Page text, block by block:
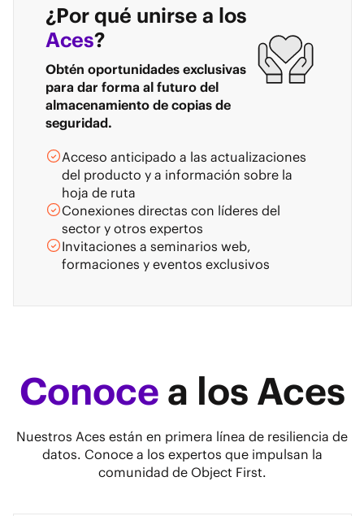
¿Por qué unirse a los
Aces?
Obtén oportunidades exclusivas
para dar forma al futuro del
almacenamiento de copias de
seguridad.
Acceso anticipado a las actualizaciones
del producto y a información sobre la
hoja de ruta
Conexiones directas con líderes del
sector y otros expertos
Invitaciones a seminarios web,
formaciones y eventos exclusivos
Conoce a los Aces
Nuestros Aces están en primera línea de resiliencia de
datos. Conoce a los expertos que impulsan la
comunidad de Object First.